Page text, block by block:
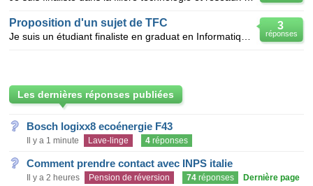
3
réponses
Proposition d'un sujet de TFC
Les dernières réponses publiées
Bosch logixx8 ecoénergie F43
Il y a 1 minute Lave-linge 4 réponses
Comment prendre contact avec INPS italie
Il y a 2 heures Pension de réversion 74 réponses Dernière page